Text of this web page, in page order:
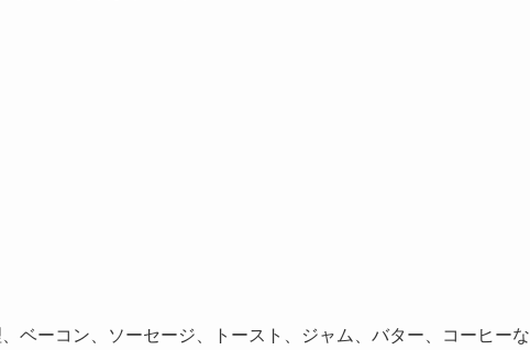
ベーコン、ソーセージ、トースト、ジャム、バター、コーヒーな